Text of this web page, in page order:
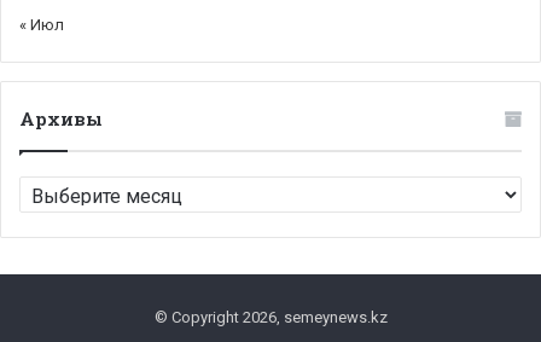
« Июл
Архивы
Архивы
© Copyright 2026, semeynews.kz